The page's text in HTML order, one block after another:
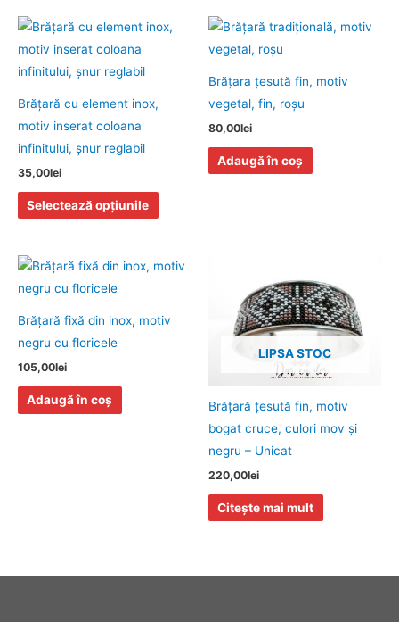
Brăţară cu element inox,
motiv inserat coloana
infinitului, șnur reglabil
35,00lei
Selectează opțiunile
Acest
pagina
Brăţara ţesută fin, motiv
vegetal, fin, roşu
80,00lei
Adaugă în coș
Brăţară fixă din inox, motiv
negru cu floricele
105,00lei
Adaugă în coș
LIPSA STOC
Brăţară ţesută fin, motiv
bogat cruce, culori mov şi
negru – Unicat
220,00lei
Citește mai mult